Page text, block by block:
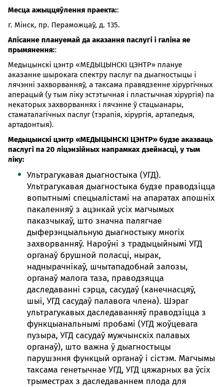
Месца ажыццяўлення праекта::
г. Мінск, пр. Пераможцаў, д. 135.
Апісанне плануемай да аказання паслугі і галіна яе
прымянення::
Медыцынскі цэнтр «МЕДЫЦЫНСКІ ЦЭНТР» плануе
аказанне шырокага спектру паслуг па дыагностыцы і
лячэнні захворванняў, а таксама правядзенне хірургічных
аперацый (у тым ліку эстэтычная і пластычная хірургія) па
некаторых захворваннях і лячэнне ў стацыанары,
стаматалагічных паслуг (тэрапія, хірургія, артапедыя,
артадонтыя).
Медыцынскі цэнтр «МЕДЫЦЫНСКІ ЦЭНТР» будзе аказваць
паслугі па 20 ліцэнзійных напрамках дзейнасці, у тым
ліку:
Ультрагукавая дыагностыка (УГД).
Ультрагукавая дыагностыка будзе праводзіцца
вопытнымі спецыалістамі на апаратах апошніх
пакаленняў з ацэнкай усіх магчымых
паказчыкаў, што значна палягчае
дыферэнцыальную дыагностыку многіх
захворванняў. Нароўні з традыцыйнымі УГД
органаў брушной поласці, нырак,
наднырачнікаў, шчытападобнай залозы,
органаў малога таза, праводзяцца
даследаванні сэрца, сасудаў (канечнасцяў,
шыі, УГД сасудаў палавога члена). Шэраг
ультрагукавых даследаванняў праводзіцца з
функцыанальнымі пробамі (УГД жоўцевага
пузыра, УГД сасудаў мужчынскіх палавых
органаў), што важна ў дыагностыцы
парушэння функцый органаў і сістэм. Магчымы
таксама генетычнае УГД, УГД цяжарных ва ўсіх
трыместрах з даследаваннем плода для